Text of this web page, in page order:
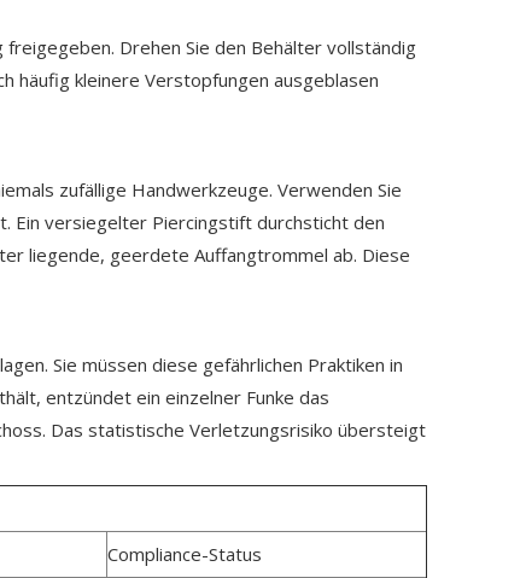
Drehen Sie den Behälter vollständig
häufig kleinere Verstopfungen ausgeblasen
zufällige Handwerkzeuge. Verwenden Sie
Ein versiegelter Piercingstift durchsticht den
liegende, geerdete Auffangtrommel ab. Diese
Sie müssen diese gefährlichen Praktiken in
entzündet ein einzelner Funke das
Das statistische Verletzungsrisiko übersteigt
Compliance-Status